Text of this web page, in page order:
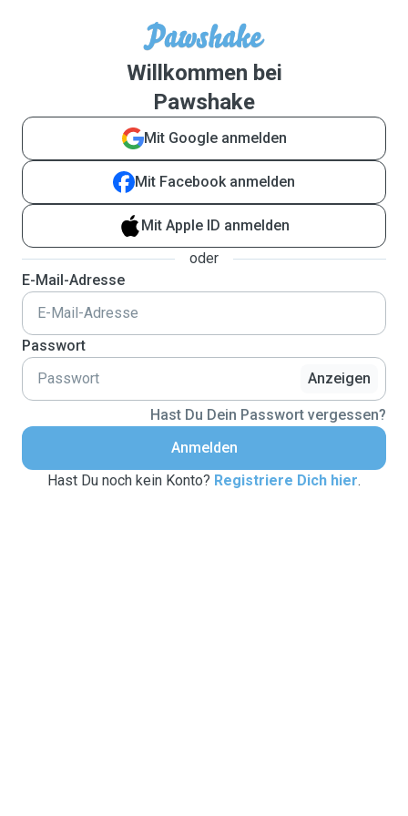
Willkommen bei
Pawshake
Mit Google anmelden
Mit Facebook anmelden
Mit Apple ID anmelden
oder
E-Mail-Adresse
Passwort
Anzeigen
Hast Du Dein Passwort vergessen?
Anmelden
Hast Du noch kein Konto? Registriere Dich hier.